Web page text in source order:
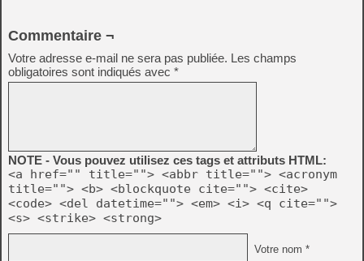
Commentaire ¬
Votre adresse e-mail ne sera pas publiée. Les champs
obligatoires sont indiqués avec *
NOTE - Vous pouvez utilisez ces tags et attributs HTML:
<a href="" title=""> <abbr title=""> <acronym
title=""> <b> <blockquote cite=""> <cite>
<code> <del datetime=""> <em> <i> <q cite="">
<s> <strike> <strong>
Votre nom *